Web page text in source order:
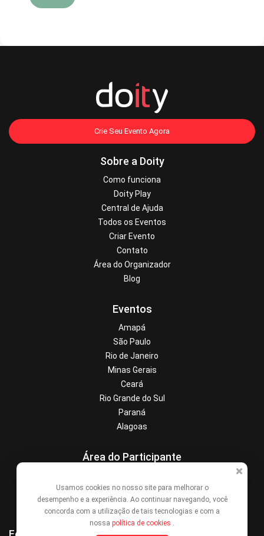
Crie Seu Evento Agora
Sobre a Doity
Como funciona
Doity Play
Central de Ajuda
Todos os Eventos
Criar Evento
Contato
Área do Organizador
Blog
Eventos
Amapá
São Paulo
Rio de Janeiro
Minas Gerais
Ceará
Rio Grande do Sul
Paraná
Alagoas
Área do Participante
Denunciar este evento
Contato
Usamos cookies no nosso site para melhorar o
desempenho e a experiência. Ao continuar navegando, você
concorda com a utilização de tais tecnologias e com a
nossa política de cookies .